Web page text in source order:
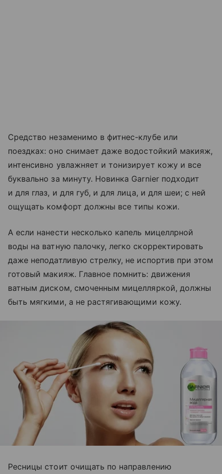
Средство незаменимо в фитнес-клубе или
поездках: оно снимает даже водостойкий макияж,
интенсивно увлажняет и тонизирует кожу и все
буквально за минуту. Новинка Garnier подходит
и для глаз, и для губ, и для лица, и для шеи; с ней
ощущать комфорт должны все типы кожи.
А если нанести несколько капель мицеллрной
воды на ватную палочку, легко скорректировать
даже неподатливую стрелку, не испортив при этом
готовый макияж. Главное помнить: движения
ватным диском, смоченным мицелляркой, должны
быть мягкими, а не растягивающими кожу.
Ресницы стоит очищать по направлению